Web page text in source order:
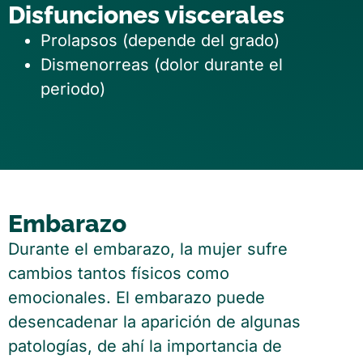
Disfunciones viscerales
Prolapsos (depende del grado)
Dismenorreas (dolor durante el
periodo)
Embarazo
Durante el embarazo, la mujer sufre
cambios tantos físicos como
emocionales. El embarazo puede
desencadenar la aparición de algunas
patologías, de ahí la importancia de